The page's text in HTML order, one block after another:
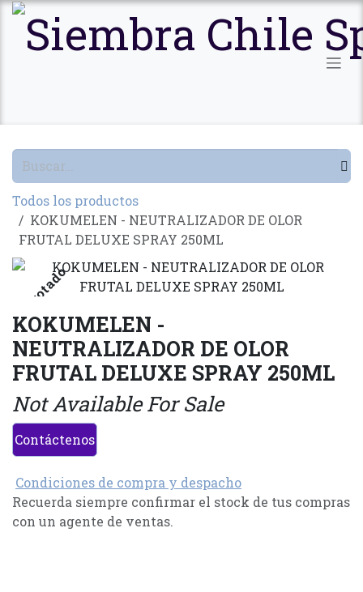
Ir al contenido
Todos los productos
KOKUMELEN - NEUTRALIZADOR DE OLOR
FRUTAL DELUXE SPRAY 250ML
Agotado
KOKUMELEN -
NEUTRALIZADOR DE OLOR
FRUTAL DELUXE SPRAY 250ML
Not Available For Sale
Contáctenos
Condiciones de compra y despacho
Recuerda siempre confirmar el stock de tus compras
con un agente de ventas.